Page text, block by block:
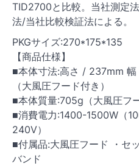
TID2700と比較。当社測定
法/当社比較検証法による。
PKGサイズ:270*175*135
【商品仕様】
■本体寸法:高さ / 237mm
（大風圧フード付き）
■本体質量:705g（大風圧フ
■消費電力:1400-1500W（
240V）
■付属品:大風圧フード ・セ
バンド